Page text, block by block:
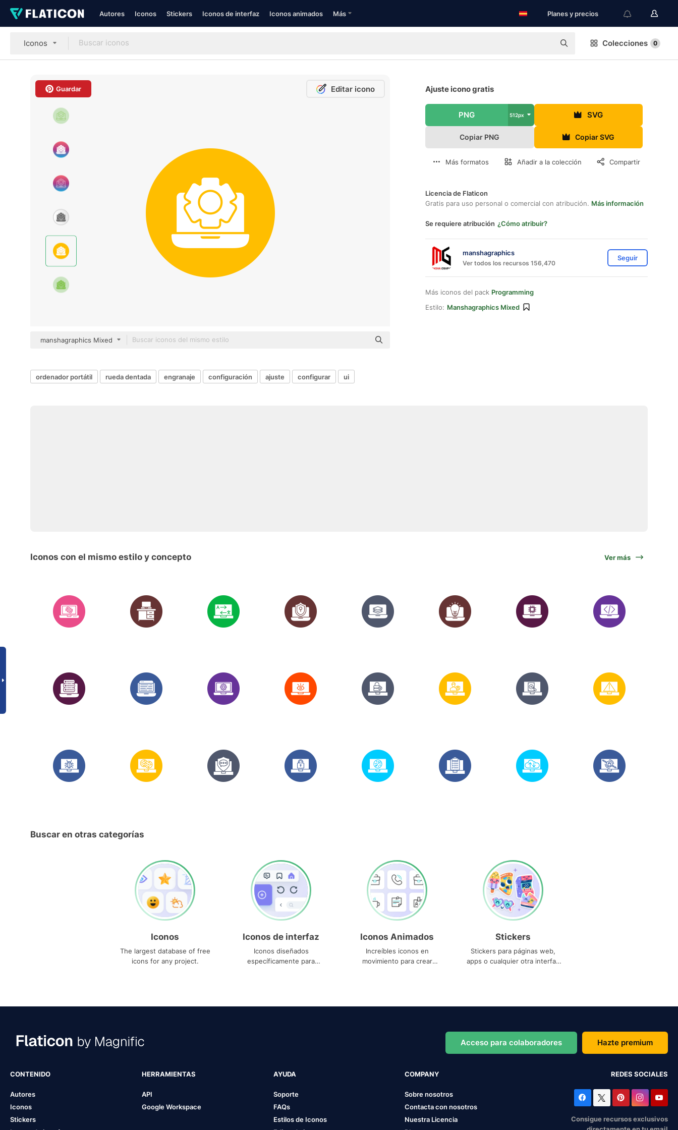
Autores Iconos Stickers Iconos de interfaz Iconos animados Más Planes y precios
Iconos Colecciones 0
Guardar Editar icono
manshagraphics Mixed
Ajuste icono gratis
PNG 512px SVG
Copiar PNG Copiar SVG
Más formatos Añadir a la colección Compartir
Licencia de Flaticon
Gratis para uso personal o comercial con atribución. Más información
Se requiere atribución ¿Cómo atribuir?
manshagraphics
Ver todos los recursos 156,470
Seguir
Más iconos del pack Programming
Estilo: Manshagraphics Mixed
ordenador portátil rueda dentada engranaje configuración ajuste configurar ui
Iconos con el mismo estilo y concepto Ver más
Buscar en otras categorías
Iconos
The largest database of free
icons for any project.
Iconos de interfaz
Iconos diseñados
específicamente para
Iconos Animados
Increíbles iconos en
movimiento para crear
Stickers
Stickers para páginas web,
apps o cualquier otra interfaz
Acceso para colaboradores Hazte premium
CONTENIDO
Autores
Iconos
Stickers
HERRAMIENTAS
API
Google Workspace
AYUDA
Soporte
FAQs
Estilos de Iconos
COMPANY
Sobre nosotros
Contacta con nosotros
Nuestra Licencia
REDES SOCIALES
Consigue recursos exclusivos